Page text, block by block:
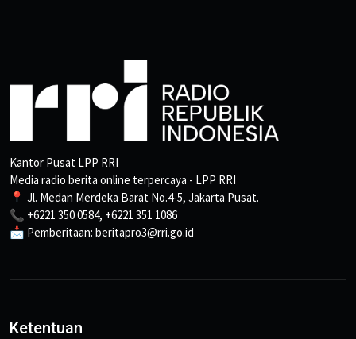
Kantor Pusat LPP RRI
Media radio berita online terpercaya - LPP RRI
📍 Jl. Medan Merdeka Barat No.4-5, Jakarta Pusat.
📞 +6221 350 0584, +6221 351 1086
📩 Pemberitaan: beritapro3@rri.go.id
Ketentuan